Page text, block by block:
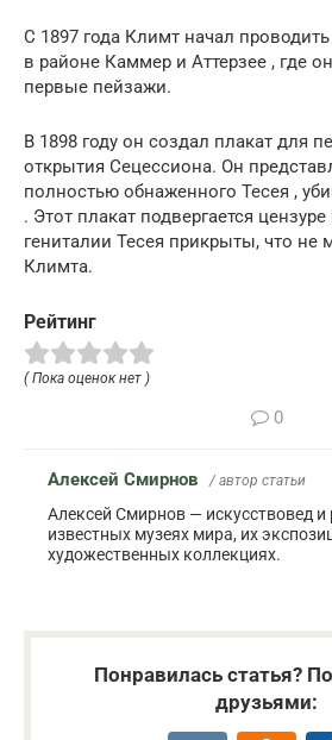
С 1897 года Климт начал
в районе Каммер и Аттерзее , где
первые пейзажи.
В 1898 году он создал плакат для
открытия Сецессиона. Он
полностью обнаженного Тесея ,
. Этот плакат подвергается
гениталии Тесея прикрыты, что не
Климта.
Рейтинг
( Пока оценок нет )
0
Алексей Смирнов / автор статьи
Алексей Смирнов — искусствовед
известных музеях мира, их
художественных коллекциях.
Понравилась статья?
друзьями: